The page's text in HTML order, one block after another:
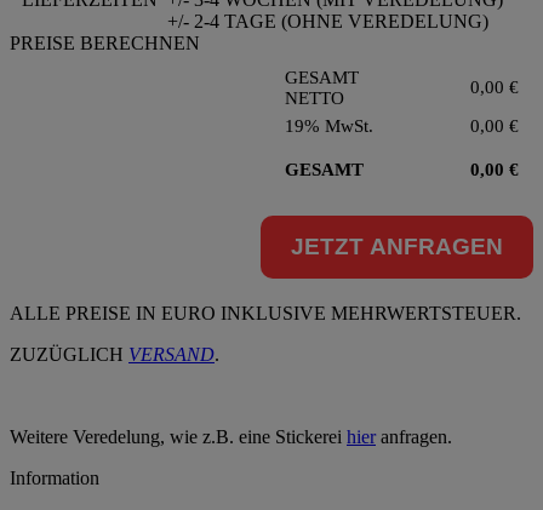
+/- 2-4 TAGE (OHNE VEREDELUNG)
PREISE BERECHNEN
GESAMT
NETTO
0,00 €
19% MwSt.
0,00 €
GESAMT 0,00 €
JETZT ANFRAGEN
ALLE PREISE IN EURO INKLUSIVE MEHRWERTSTEUER.
ZUZÜGLICH VERSAND.
Weitere Veredelung, wie z.B. eine Stickerei hieranfragen.
Information